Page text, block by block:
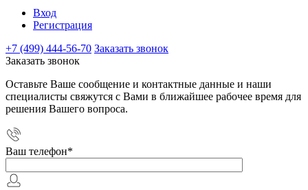
Вход
Регистрация
+7 (499) 444-56-70 Заказать звонок
Заказать звонок
Оставьте Ваше сообщение и контактные данные и наши
специалисты свяжутся с Вами в ближайшее рабочее время для
решения Вашего вопроса.
Ваш телефон*